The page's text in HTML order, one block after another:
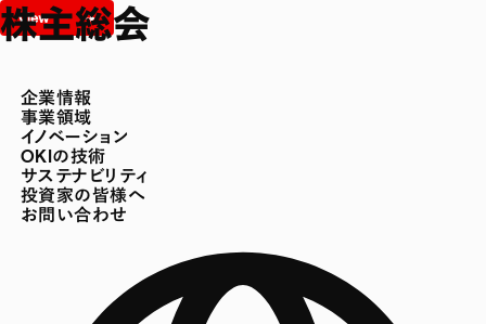
企業情報
事業領域
イノベーション
OKIの技術
サステナビリティ
投資家の皆様へ
お問い合わせ
株主総会